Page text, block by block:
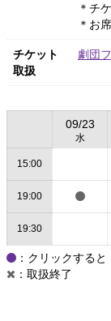
＊チ
＊お
チケット
取扱
劇団
09/23
水
15:00
19:00
19:30
：クリックする
：取扱終了